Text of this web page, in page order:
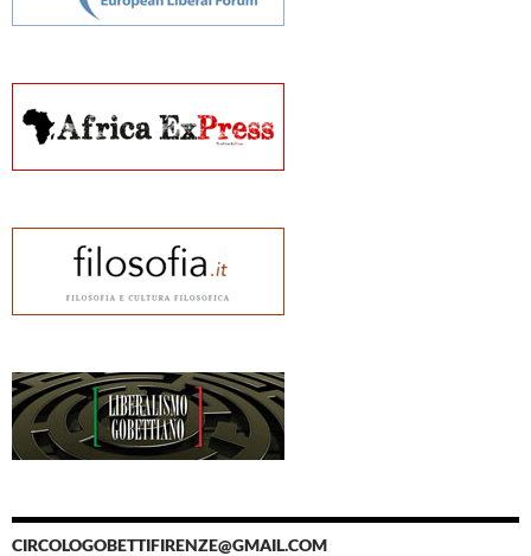
CIRCOLOGOBETTIFIRENZE@GMAIL.COM